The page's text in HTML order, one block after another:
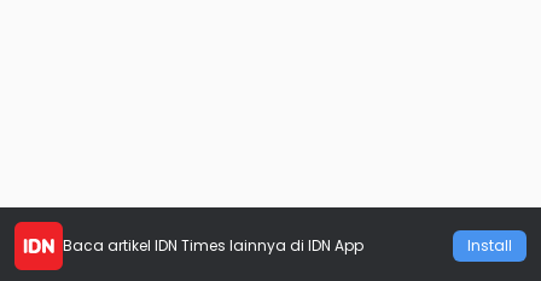
Baca artikel IDN Times lainnya di IDN App Install